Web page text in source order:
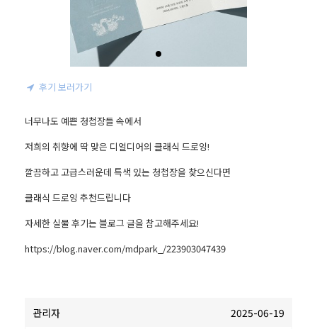
후기 보러가기
너무나도 예쁜 청첩장들 속에서
저희의 취향에 딱 맞은 디얼디어의 클래식 드로잉!
깔끔하고 고급스러운데 특색 있는 청첩장을 찾으신다면
클래식 드로잉 추천드립니다
자세한 실물 후기는 블로그 글을 참고해주세요!
https://blog.naver.com/mdpark_/223903047439
관리자 2025-06-19